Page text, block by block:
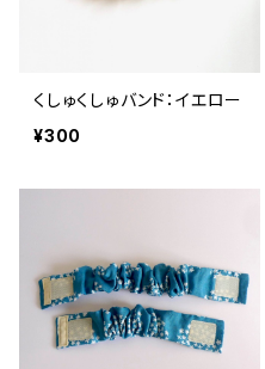
くしゅくしゅバンド：イエロー
¥300